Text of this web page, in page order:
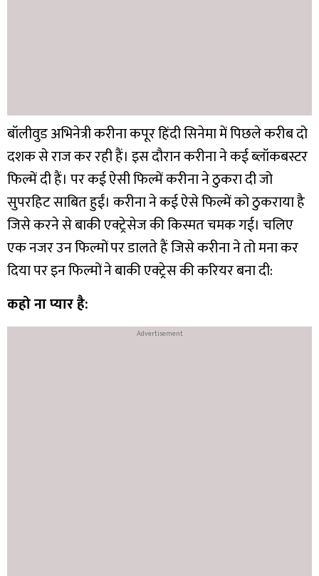
बॉलीवुड अभिनेत्री करीना कपूर हिंदी सिनेमा में पिछले करीब दो
दशक से राज कर रही हैं। इस दौरान करीना ने कई ब्लॉकबस्टर
फिल्में दी हैं। पर कई ऐसी फिल्में करीना ने ठुकरा दी जो
सुपरहिट साबित हुईं। करीना ने कई ऐसे फिल्में को ठुकराया है
जिसे करने से बाकी एक्ट्रेसेज की किस्मत चमक गई। चलिए
एक नजर उन फिल्मों पर डालते हैं जिसे करीना ने तो मना कर
दिया पर इन फिल्मों ने बाकी एक्ट्रेस की करियर बना दी:
कहो ना प्यार है: